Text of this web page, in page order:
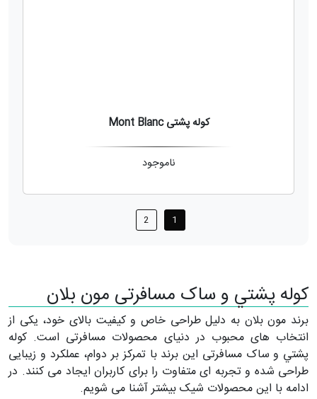
کوله پشتی Mont Blanc
ناموجود
1
2
كوله پشتي و ساک مسافرتی مون بلان
برند مون بلان به دلیل طراحی خاص و کیفیت بالای خود، یکی از
انتخاب های محبوب در دنیای محصولات مسافرتی است. كوله
پشتي و ساک مسافرتی این برند با تمرکز بر دوام، عملکرد و زیبایی
طراحی شده و تجربه ای متفاوت را برای کاربران ایجاد می کنند. در
ادامه با این محصولات شیک بیشتر آشنا می شویم.